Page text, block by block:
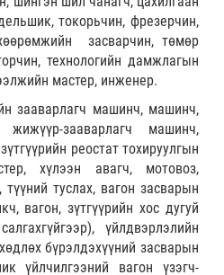
токорьчин, фрезерчин,
засварчин, төмөр
технологийн дамжлагын
мастер, инженер.
зааварлагч машинч, машинч,
зааварлагч машинч,
реостат тохируулгын
хүлээн авагч, мотовоз,
туслах, вагон засварын
вагон, зүтгүүрийн хос дугуй
үйлдвэрлэлийн
бүрэлдэхүүний засварын
үйлчилгээний вагон үзэгч-